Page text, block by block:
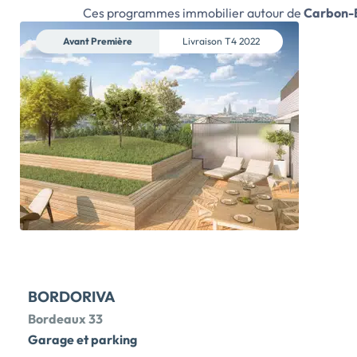
résidentiel. Vous disposez de toutes les commodités à
proximité :écoles, commerces et transports. En
seulement 10 minutes, vous rejoindrez Bordeaux et en
5 minutes, vous trouverez les bassins d'emplois. Vous
aurez le choix entre plusieurs typologies
d'appartements neufs, 2, 3 ou 4 pièces.Les intérieurs
ont été agencés pour vous garantir le maximum de
fonctionnalités et de confort au quotidien. Loggia,
terrasse ou jardin privatif viendront agrémenter les
logements pour votre plus grand plaisir […] Voir le
programme immobilier neuf >>
Ces programmes immobilier autour de Carbon-
Avant Première Livraison T4 2022
BORDORIVA
Bordeaux 33
Garage et parking